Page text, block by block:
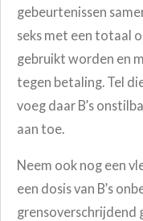
gebeurtenissen
seks met een totaal
gebruikt worden en
tegen betaling. Tel
voeg daar B’s
aan toe.
Neem ook nog een
een dosis van B’s
grensoverschrijdend